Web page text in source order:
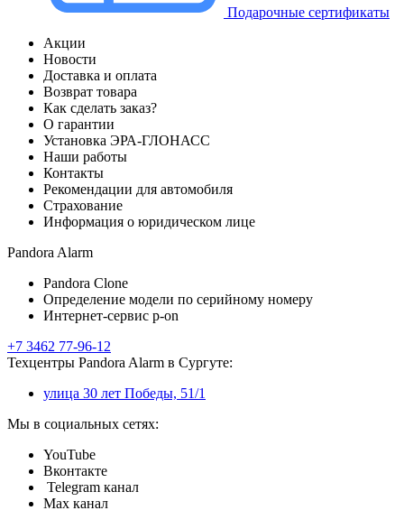
Подарочные сертификаты
Акции
Новости
Доставка и оплата
Возврат товара
Как сделать заказ?
О гарантии
Установка ЭРА-ГЛОНАСС
Наши работы
Контакты
Рекомендации для автомобиля
Страхование
Информация о юридическом лице
Pandora Alarm
Pandora Clone
Определение модели по серийному номеру
Интернет-сервис p-on
+7 3462 77-96-12
Техцентры Pandora Alarm в Сургуте:
улица 30 лет Победы, 51/1
Мы в социальных сетях:
YouTube
Вконтакте
Telegram канал
Max канал